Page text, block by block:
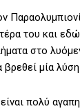
του και
στο
βρεθεί μία
πολύ